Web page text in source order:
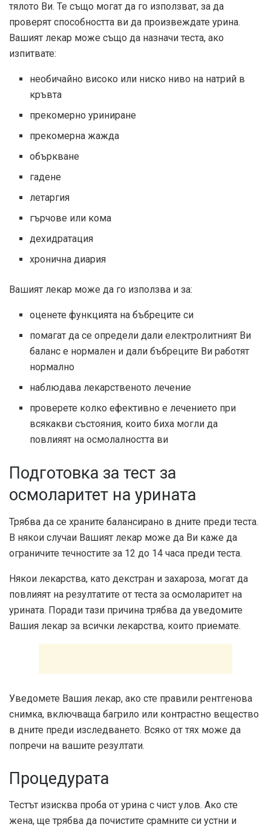
тялото Ви. Те също могат да го използват, за да
проверят способността ви да произвеждате урина.
Вашият лекар може също да назначи теста, ако
изпитвате:
необичайно високо или ниско ниво на натрий в
кръвта
прекомерно уриниране
прекомерна жажда
объркване
гадене
летаргия
гърчове или кома
дехидратация
хронична диария
Вашият лекар може да го използва и за:
оценете функцията на бъбреците си
помагат да се определи дали електролитният Ви
баланс е нормален и дали бъбреците Ви работят
нормално
наблюдава лекарственото лечение
проверете колко ефективно е лечението при
всякакви състояния, които биха могли да
повлияят на осмолалността ви
Подготовка за тест за
осмоларитет на урината
Трябва да се храните балансирано в дните преди теста.
В някои случаи Вашият лекар може да Ви каже да
ограничите течностите за 12 до 14 часа преди теста.
Някои лекарства, като декстран и захароза, могат да
повлияят на резултатите от теста за осмоларитет на
урината. Поради тази причина трябва да уведомите
Вашия лекар за всички лекарства, които приемате.
Уведомете Вашия лекар, ако сте правили рентгенова
снимка, включваща багрило или контрастно вещество
в дните преди изследването. Всяко от тях може да
попречи на вашите резултати.
Процедурата
Тестът изисква проба от урина с чист улов. Ако сте
жена, ще трябва да почистите срамните си устни и